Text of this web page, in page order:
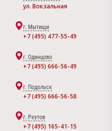
ул. Вокзальная
г. Мытищи
+7 (495) 477-55-49
г. Одинцово
+7 (495) 666-56-49
г. Подольск
+7 (495) 666-56-58
г. Реутов
+7 (495) 165-41-15